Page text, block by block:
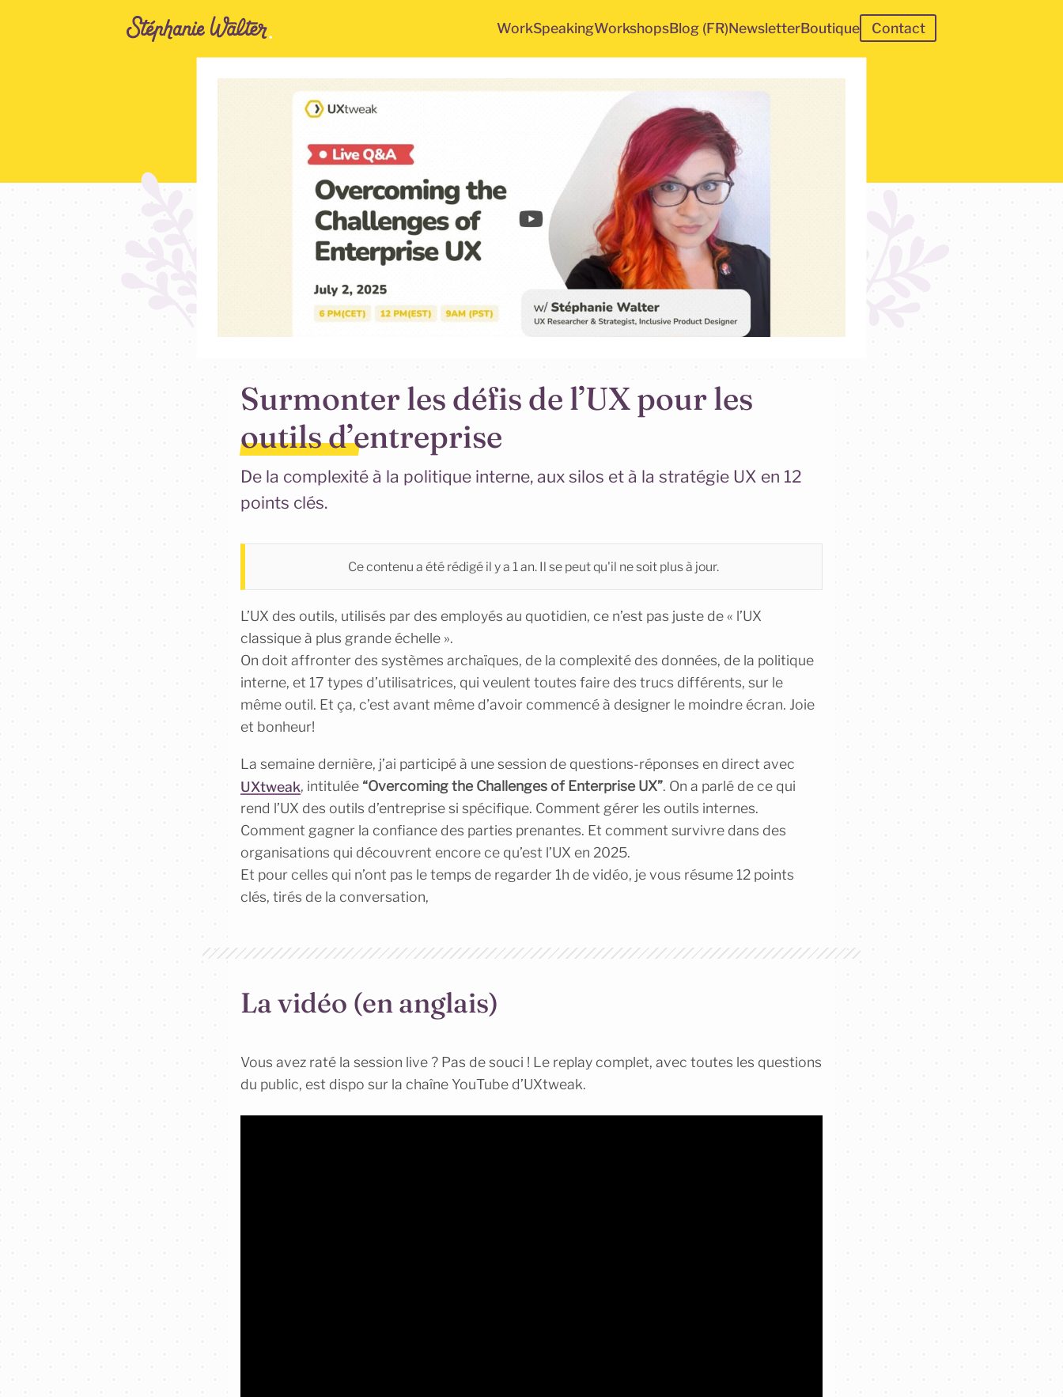
WorkSpeakingWorkshopsBlog (FR)NewsletterBoutique Contact
Surmonter les défis de l’UX pour les
outils d’entreprise
De la complexité à la politique interne, aux silos et à la stratégie UX en 12
points clés.
Ce contenu a été rédigé il y a 1 an. Il se peut qu'il ne soit plus à jour.
L’UX des outils, utilisés par des employés au quotidien, ce n’est pas juste de « l’UX
classique à plus grande échelle ».
On doit affronter des systèmes archaïques, de la complexité des données, de la politique
interne, et 17 types d’utilisatrices, qui veulent toutes faire des trucs différents, sur le
même outil. Et ça, c’est avant même d’avoir commencé à designer le moindre écran. Joie
et bonheur!
La semaine dernière, j’ai participé à une session de questions-réponses en direct avec
UXtweak, intitulée “Overcoming the Challenges of Enterprise UX”. On a parlé de ce qui
rend l’UX des outils d’entreprise si spécifique. Comment gérer les outils internes.
Comment gagner la confiance des parties prenantes. Et comment survivre dans des
organisations qui découvrent encore ce qu’est l’UX en 2025.
Et pour celles qui n’ont pas le temps de regarder 1h de vidéo, je vous résume 12 points
clés, tirés de la conversation,
La vidéo (en anglais)
Vous avez raté la session live ? Pas de souci ! Le replay complet, avec toutes les questions
du public, est dispo sur la chaîne YouTube d’UXtweak.